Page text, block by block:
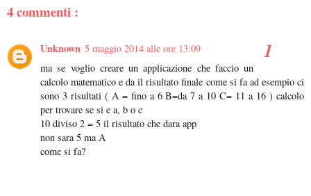
4 commenti :
Unknown 5 maggio 2014 alle ore 13:09
ma se voglio creare un applicazione che faccio un
calcolo matematico e da il risultato finale come si fa ad esempio ci
sono 3 risultati ( A = fino a 6 B=da 7 a 10 C= 11 a 16 ) calcolo
per trovare se si e a, b o c
10 diviso 2 = 5 il risultato che dara app
non sara 5 ma A
come si fa?